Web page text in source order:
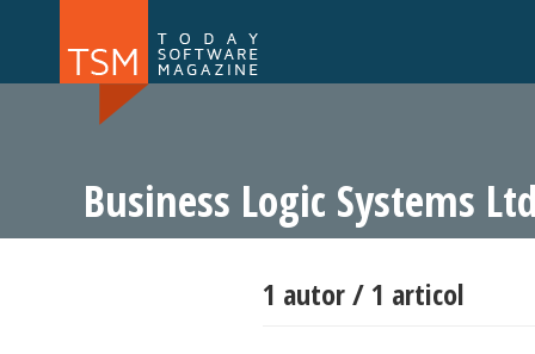
NOU
Business Logic Systems
1 autor / 1 articol